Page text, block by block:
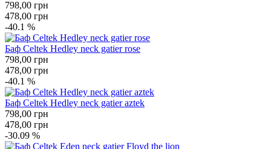
798,00 грн
478,00 грн
-40.1 %
Баф Celtek Hedley neck gatier rose
798,00 грн
478,00 грн
-40.1 %
Баф Celtek Hedley neck gatier aztek
798,00 грн
478,00 грн
-30.09 %